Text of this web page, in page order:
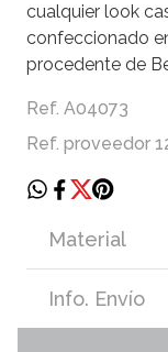
cualquier look
confeccionado
procedente de
Ref. A04073
Ref. proveedor
Material
Info. Envío